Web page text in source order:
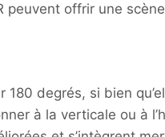
offrir une
degrés, si bien
à la verticale ou à